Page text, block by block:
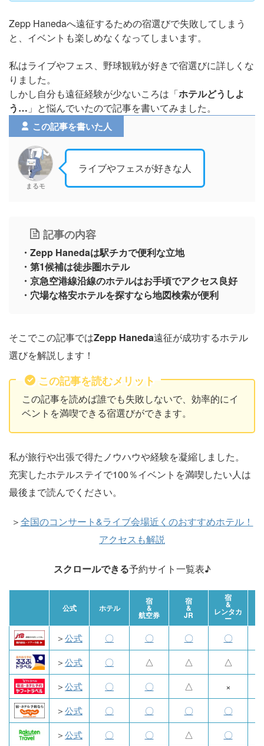
Zepp Hanedaへ遠征するための宿選びで失敗してしまう
と、イベントも楽しめなくなってしまいます。
私はライブやフェス、野球観戦が好きで宿選びに詳しくな
りました。
しかし自分も遠征経験が少ないころは「ホテルどうしよ
う… 」と悩んでいたので記事を書いてみました。
この記事を書いた人
まるモ
ライブやフェスが好きな人
記事の内容
・Zepp Hanedaは駅チカで便利な立地
・第1候補は徒歩圏ホテル
・京急空港線沿線のホテルはお手頃でアクセス良好
・穴場な格安ホテルを探すなら地図検索が便利
そこでこの記事ではZepp Haneda遠征が成功するホテル
選びを解説します！
この記事を読むメリット
この記事を読めば誰でも失敗しないで、効率的にイ
ベントを満喫できる宿選びができます。
私が旅行や出張で得たノウハウや経験を凝縮しました。
充実したホテルステイで100％イベントを満喫したい人は
最後まで読んでください。
＞全国のコンサート&ライブ会場近くのおすすめホテル！
アクセスも解説
スクロールできる予約サイト一覧表♪
公式 ホテル
宿
&
航空券
宿
&
JR
宿
&
レンタカ
ー
＞公式 〇 〇 〇
〇
＞公式 〇 △ △
△
＞公式 〇 〇 △
×
＞公式 〇 〇 〇 〇
＞公式 〇 〇 △
〇